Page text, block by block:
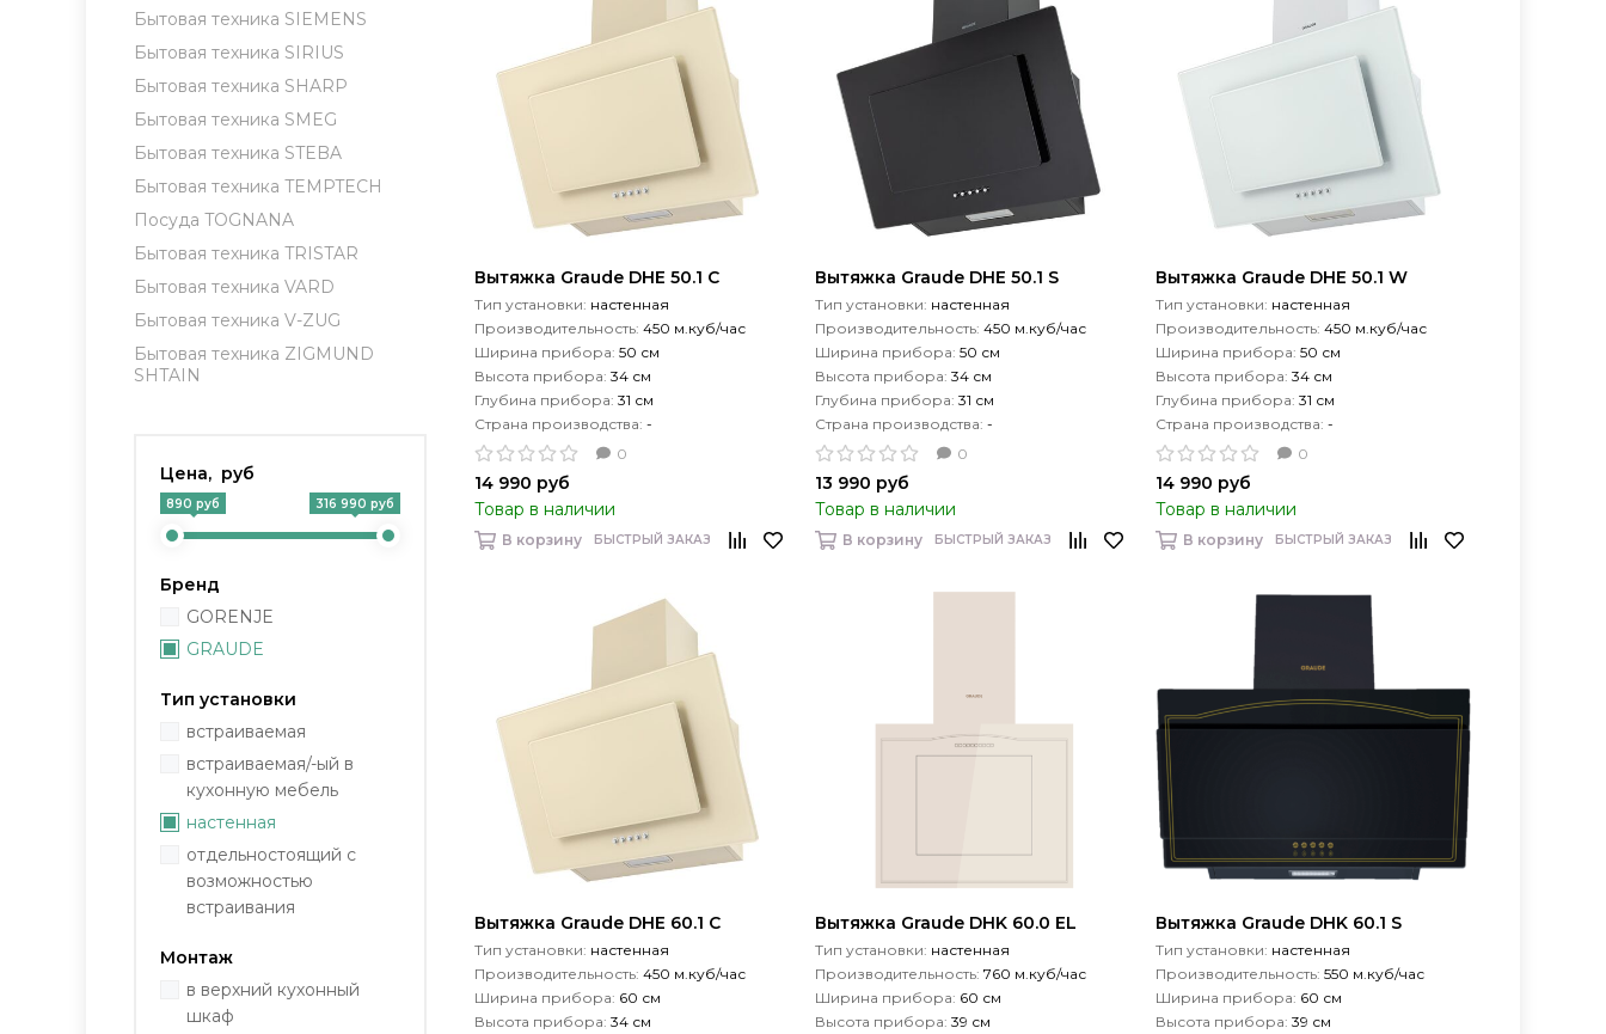
Бытовая техника SIEMENS
Бытовая техника SIRIUS
Бытовая техника SHARP
Бытовая техника SMEG
Бытовая техника STEBA
Бытовая техника TEMPTECH
Посуда TOGNANA
Бытовая техника TRISTAR
Бытовая техника VARD
Бытовая техника V-ZUG
Бытовая техника ZIGMUND
SHTAIN
Цена, руб
890 руб 316 990 руб
Бренд
GORENJE
GRAUDE
Тип установки
встраиваемая
встраиваемая/-ый в
кухонную мебель
настенная
отдельностоящий с
возможностью
встраивания
Монтаж
в верхний кухонный
шкаф
Вытяжка Graude DHE 50.1 C
Тип установки: настенная
Производительность: 450 м.куб/час
Ширина прибора: 50 см
Высота прибора: 34 см
Глубина прибора: 31 см
Страна производства: -
0
14 990 руб
Товар в наличии
В корзину БЫСТРЫЙ ЗАКАЗ
Вытяжка Graude DHE 50.1 S
Тип установки: настенная
Производительность: 450 м.куб/час
Ширина прибора: 50 см
Высота прибора: 34 см
Глубина прибора: 31 см
Страна производства: -
0
13 990 руб
Товар в наличии
В корзину БЫСТРЫЙ ЗАКАЗ
Вытяжка Graude DHE 50.1 W
Тип установки: настенная
Производительность: 450 м.куб/час
Ширина прибора: 50 см
Высота прибора: 34 см
Глубина прибора: 31 см
Страна производства: -
0
14 990 руб
Товар в наличии
В корзину БЫСТРЫЙ ЗАКАЗ
Вытяжка Graude DHE 60.1 C
Тип установки: настенная
Производительность: 450 м.куб/час
Ширина прибора: 60 см
Высота прибора: 34 см
Вытяжка Graude DHK 60.0 EL
Тип установки: настенная
Производительность: 760 м.куб/час
Ширина прибора: 60 см
Высота прибора: 39 см
Вытяжка Graude DHK 60.1 S
Тип установки: настенная
Производительность: 550 м.куб/час
Ширина прибора: 60 см
Высота прибора: 39 см